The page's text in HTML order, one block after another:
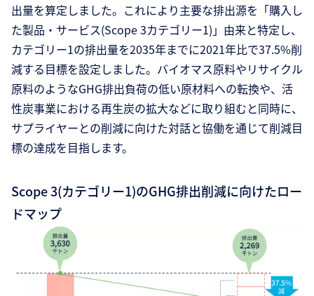
出量を算定しました。これにより主要な排出源を「購入し
た製品・サービス(Scope 3カテゴリー1)」由来と特定し、
カテゴリー1の排出量を2035年までに2021年比で37.5%削
減する目標を設定しました。バイオマス原料やリサイクル
原料のようなGHG排出負荷の低い原材料への転換や、活
性炭事業における再生炭の拡大などに取り組むと同時に、
サプライヤーとの削減に向けた対話と協働を通じて削減目
標の達成を目指します。
Scope 3(カテゴリー1)のGHG排出削減に向けたロー
ドマップ